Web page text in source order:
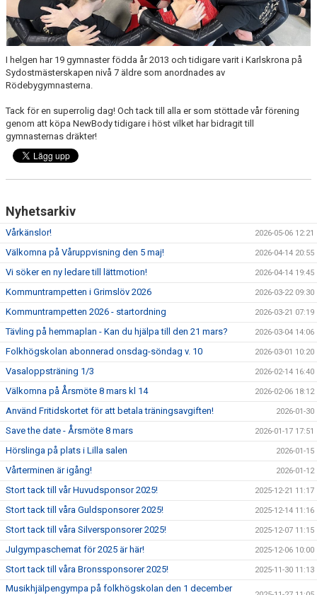
I helgen har 19 gymnaster födda år 2013 och tidigare varit i Karlskrona på
Sydostmästerskapen nivå 7 äldre som anordnades av
Rödebygymnasterna.
Tack för en superrolig dag! Och tack till alla er som stöttade vår förening
genom att köpa NewBody tidigare i höst vilket har bidragit till
gymnasternas dräkter!
Nyhetsarkiv
Vårkänslor! 2026-05-06 12:21
Välkomna på Våruppvisning den 5 maj! 2026-04-14 20:55
Vi söker en ny ledare till lättmotion! 2026-04-14 19:45
Kommuntrampetten i Grimslöv 2026 2026-03-22 09:30
Kommuntrampetten 2026 - startordning 2026-03-21 07:19
Tävling på hemmaplan - Kan du hjälpa till den 21 mars? 2026-03-04 14:06
Folkhögskolan abonnerad onsdag-söndag v. 10 2026-03-01 10:20
Vasaloppsträning 1/3 2026-02-14 16:40
Välkomna på Årsmöte 8 mars kl 14 2026-02-06 18:12
Använd Fritidskortet för att betala träningsavgiften! 2026-01-30
Save the date - Årsmöte 8 mars 2026-01-17 17:51
Hörslinga på plats i Lilla salen 2026-01-15
Vårterminen är igång! 2026-01-12
Stort tack till vår Huvudsponsor 2025! 2025-12-21 11:17
Stort tack till våra Guldsponsorer 2025! 2025-12-14 11:16
Stort tack till våra Silversponsorer 2025! 2025-12-07 11:15
Julgympaschemat för 2025 är här! 2025-12-06 10:00
Stort tack till våra Bronssponsorer 2025! 2025-11-30 11:13
Musikhjälpengympa på folkhögskolan den 1 december